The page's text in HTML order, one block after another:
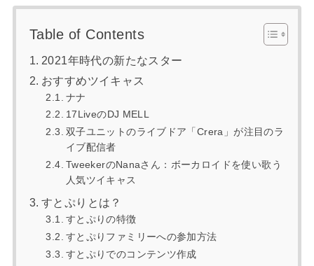
Table of Contents
2021年時代の新たなスター
おすすめツイキャス
ナナ
17LiveのDJ MELL
双子ユニットのライブドア「Crera」が注目のラ
イブ配信者
TweekerのNanaさん：ボーカロイドを使い歌う
人気ツイキャス
すとぷりとは？
すとぷりの特徴
すとぷりファミリーへの参加方法
すとぷりでのコンテンツ作成